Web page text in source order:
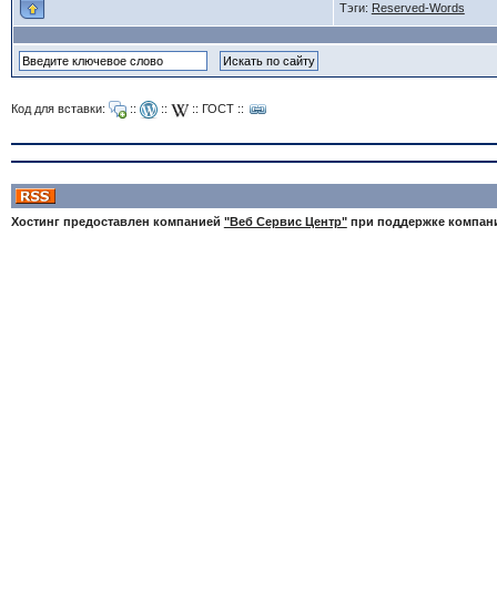
Тэги: Reserved-Words
Код для вставки: :: :: :: ГОСТ::
Хостинг предоставлен компанией "Веб Сервис Центр"при поддержке